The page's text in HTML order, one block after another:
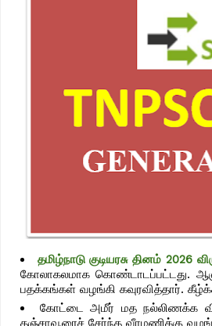
தமிழ்நாடு குடியரசு தினம் 2026
கோலாகலமாக கொண்டாடப்பட்டது.
பதக்கங்கள் வழங்கி கவுரவித்தார்.
கோட்டை அமீர் மத நல்லிணக்க
தஞ்சாவூரைச் சேர்ந்த வீரமணிக்கு